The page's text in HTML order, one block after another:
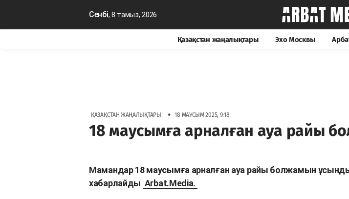
Сенбі, 8 тамыз, 2026
Қазақстан жаңалықтары Эхо Москвы
ҚАЗАҚСТАН ЖАҢАЛЫҚТАРЫ • 18 МАУСЫМ 2025, 9:18
18 маусымға арналған ауа райы
Мамандар 18 маусымға арналған ауа райы болжамын
хабарлайды Arbat.Media.